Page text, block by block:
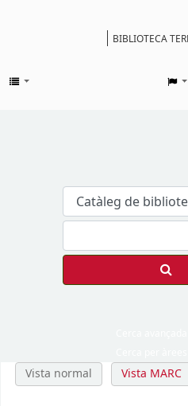
BIBLIOTECA
Vista normal Vista MARC